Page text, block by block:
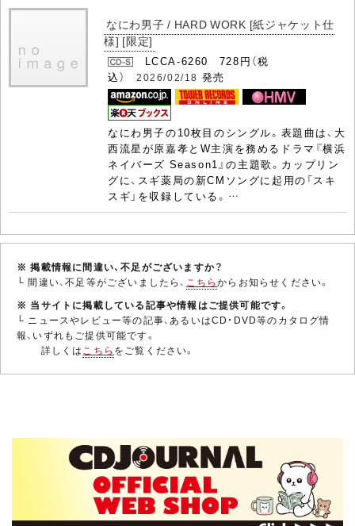
なにわ男子 / HARD WORK [紙ジャケット仕
様] [限定]
LCCA-6260 728円（税
込） 2026/02/18 発売
なにわ男子の10枚目のシングル。表題曲は、大
西流星が原嘉孝とW主演を務めるドラマ『横浜
ネイバーズ Season1』の主題歌。カップリン
グに、スギ薬局の新CMソングに起用の「スキ
スギ」を収録している。…
※ 掲載情報に間違い、不足がございますか？
└ 間違い、不足等がございましたら、 こちらからお知らせください。
※ 当サイトに掲載している記事や情報はご提供可能です。
└ ニュースやレビュー等の記事、あるいはCD・DVD等のカタログ情
報、いずれもご提供可能です。
詳しくはこちら をご覧ください。